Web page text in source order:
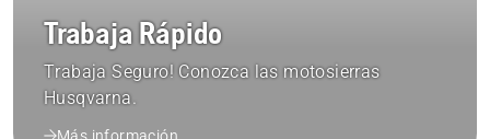
Trabaja Rápido
Trabaja Seguro! Conozca las motosierras
Husqvarna.